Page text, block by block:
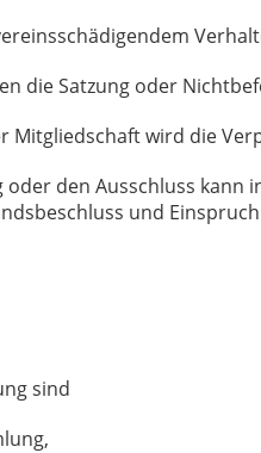
die Satzung oder
Mitgliedschaft wird die
oder den Ausschluss
und
sind